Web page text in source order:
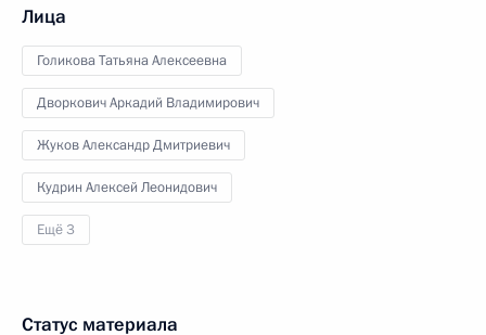
Лица
Голикова Татьяна Алексеевна
Дворкович Аркадий Владимирович
Жуков Александр Дмитриевич
Кудрин Алексей Леонидович
Ещё 3
Статус материала